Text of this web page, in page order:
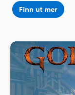
Finn ut mer